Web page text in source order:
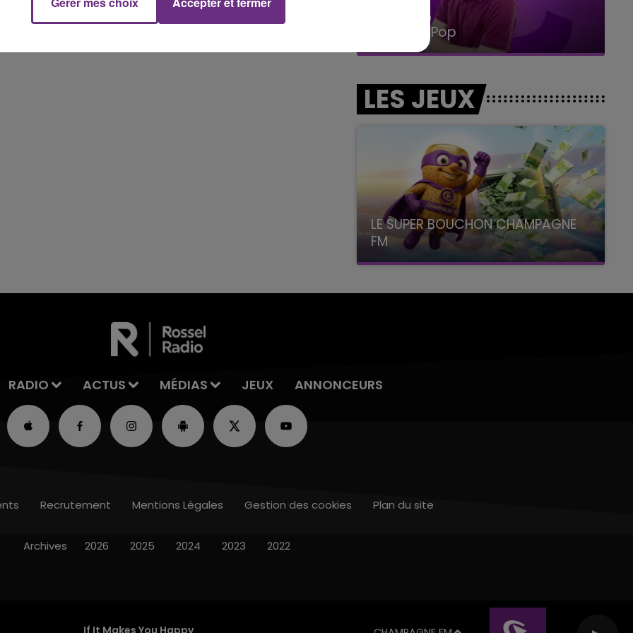
14h00 - 15h00
La Radio Pop
LES JEUX
LE SUPER BOUCHON CHAMPAGNE
FM
avec La Famille Champagne FM, à 8H10
RADIO ACTUS MÉDIAS JEUX ANNONCEURS
If It Makes You Happy
Recrutement Mentions Légales Gestion des cookies Plan du site
Archives 2026 2025 2024 2023 2022